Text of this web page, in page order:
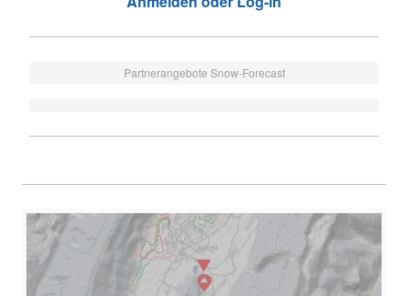
Partnerangebote Snow-Forecast